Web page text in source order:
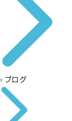
› ブログ